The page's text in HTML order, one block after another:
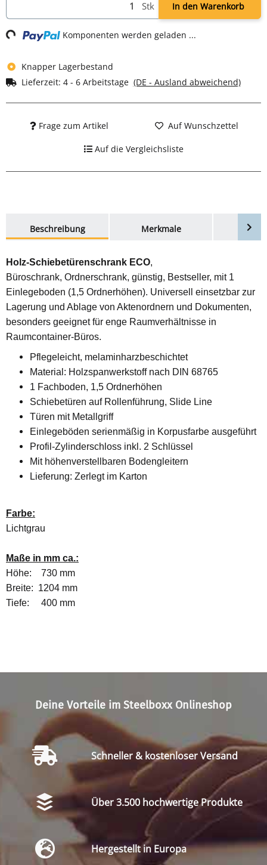
Stk In den Warenkorb
Loading... Komponenten werden geladen ...
Knapper Lagerbestand
Lieferzeit: 4 - 6 Arbeitstage (DE - Ausland abweichend)
Frage zum Artikel Auf Wunschzettel
Auf die Vergleichsliste
Beschreibung
Merkmale
Holz-Schiebetürenschrank ECO,
Büroschrank, Ordnerschrank, günstig, Bestseller, mit 1
Einlegeboden (1,5 Ordnerhöhen). Universell einsetzbar zur
Lagerung und Ablage von Aktenordnern und Dokumenten,
besonders geeignet für enge Raumverhältnisse in
Raumcontainer-Büros.
Pflegeleicht, melaminharzbeschichtet
Material: Holzspanwerkstoff nach DIN 68765
1 Fachboden, 1,5 Ordnerhöhen
Schiebetüren auf Rollenführung, Slide Line
Türen mit Metallgriff
Einlegeböden serienmäßig in Korpusfarbe ausgeführt
Profil-Zylinderschloss inkl. 2 Schlüssel
Mit höhenverstellbaren Bodengleitern
Lieferung: Zerlegt im Karton
Farbe:
Lichtgrau
Maße in mm ca.:
Höhe: 730 mm
Breite: 1204 mm
Tiefe: 400 mm
Deine Vorteile im Steelboxx Onlineshop
Schneller & kostenloser Versand
Über 3.500 hochwertige Produkte
Hergestellt in Europa